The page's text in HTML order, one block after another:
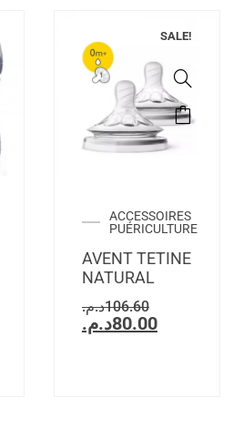
SALE!
ACCESSOIRES
PUÉRICULTURE
AVENT TETINE
NATURAL
106.60د.م.
80.00د.م.